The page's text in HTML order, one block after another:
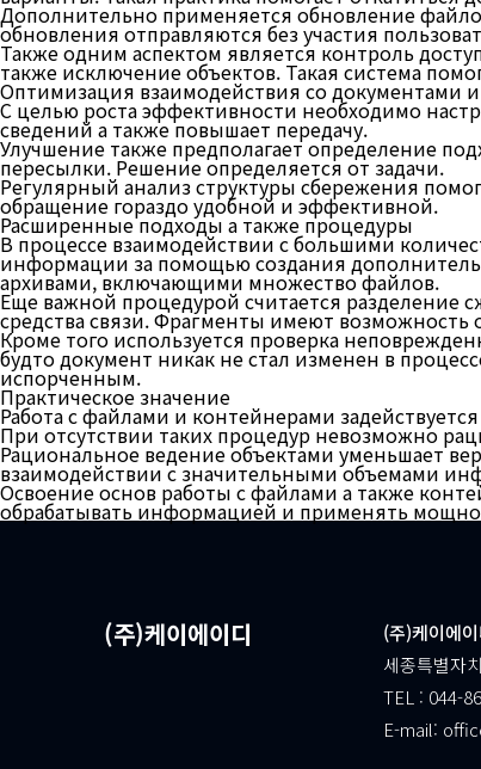
Дополнительно применяется обновление
обновления отправляются без участия
Также одним аспектом является контроль
также исключение объектов. Такая система
Оптимизация взаимодействия со документами
С целью роста эффективности необходимо
сведений а также повышает передачу.
Улучшение также предполагает определение
пересылки. Решение определяется от задачи.
Регулярный анализ структуры сбережения
обращение гораздо удобной и эффективной.
Расширенные подходы а также процедуры
В процессе взаимодействии с большими
информации за помощью создания
архивами, включающими множество файлов.
Еще важной процедурой считается разделение
средства связи. Фрагменты имеют возможность
Кроме того используется проверка
будто документ никак не стал изменен в
испорченным.
Практическое значение
Работа с файлами и контейнерами
При отсутствии таких процедур невозможно
Рациональное ведение объектами уменьшает
взаимодействии с значительными объемами
Освоение основ работы с файлами а также
обрабатывать информацией и применять
(주)케이에이디
(주)케이에이
세종특별자
TEL : 044-
E-mail: